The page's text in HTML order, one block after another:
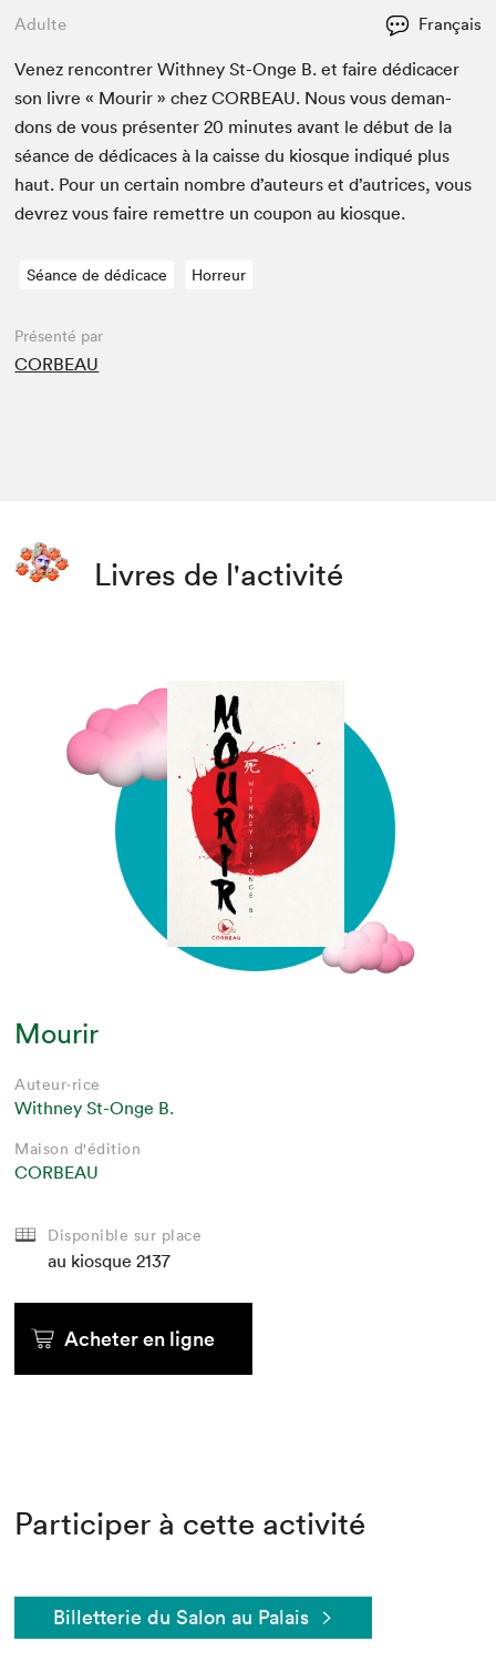
Adulte Français
Venez ren­con­tr­er With­ney St-Onge B. et faire dédi­cac­er
son livre « Mourir » chezCOR­BEAU. Nous vous deman­
dons de vous présen­ter20 min­utes avant le début de la
séance de dédi­caces à la caisse du kiosque indiqué plus
haut. Pour un cer­tain nom­bre d’auteurs et d’autrices, vous
devrez vous faire remet­tre un coupon au kiosque.
Séance de dédicace Horreur
Présenté par
CORBEAU
Livres de l'activité
Mourir
Auteur·rice
Withney St-Onge B.
Maison d'édition
CORBEAU
Disponible sur place
au kiosque 2137
Acheter en ligne
Participer à cette activité
Billetterie du Salon au Palais